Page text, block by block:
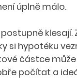
úplně málo.
klesají.
si hypotéku
částce
počítat a